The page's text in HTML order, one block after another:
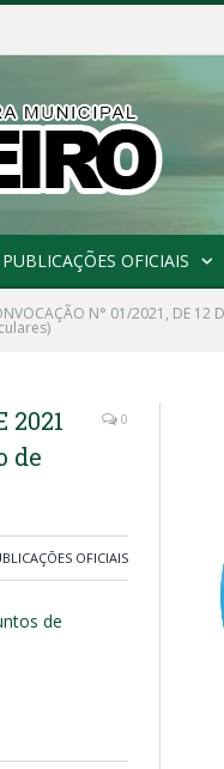
PUBLICAÇÕES OFICIAIS
N° 01/2021, DE 12
2021
de
0
OFICIAIS
de